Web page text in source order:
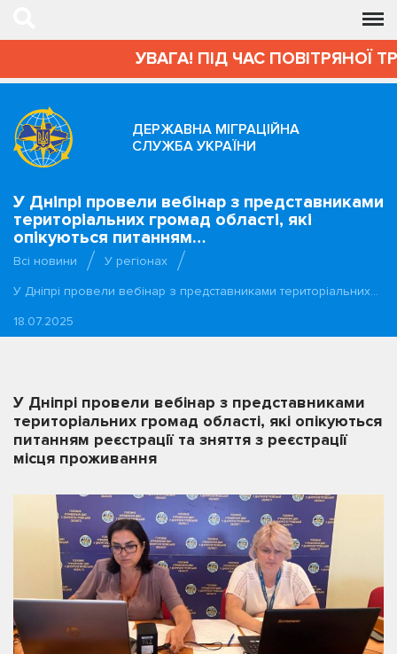
УВАГА! ПІД ЧАС ПОВІТРЯНОЇ
ДЕРЖАВНА МІГРАЦІЙНА
СЛУЖБА УКРАЇНИ
У Дніпрі провели вебінар з представниками
територіальних громад області, які
опікуються питанням…
Всі новини
У регіонах
У Дніпрі провели вебінар з представниками територіальних…
18.07.2025
У Дніпрі провели вебінар з представниками
територіальних громад області, які опікуються
питанням реєстрації та зняття з реєстрації
місця проживання